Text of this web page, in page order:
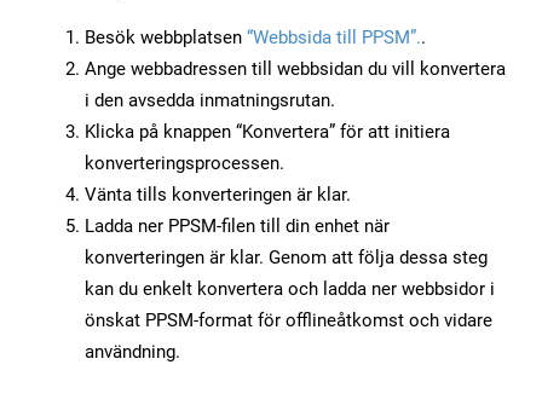
Besök webbplatsen “Webbsida till PPSM”..
Ange webbadressen till webbsidan du vill konvertera
i den avsedda inmatningsrutan.
Klicka på knappen “Konvertera” för att initiera
konverteringsprocessen.
Vänta tills konverteringen är klar.
Ladda ner PPSM-filen till din enhet när
konverteringen är klar. Genom att följa dessa steg
kan du enkelt konvertera och ladda ner webbsidor i
önskat PPSM-format för offlineåtkomst och vidare
användning.